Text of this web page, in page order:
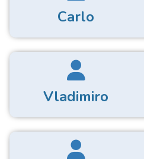
Carlo
Vladimiro